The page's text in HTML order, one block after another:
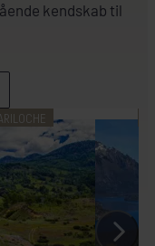
kendskab til